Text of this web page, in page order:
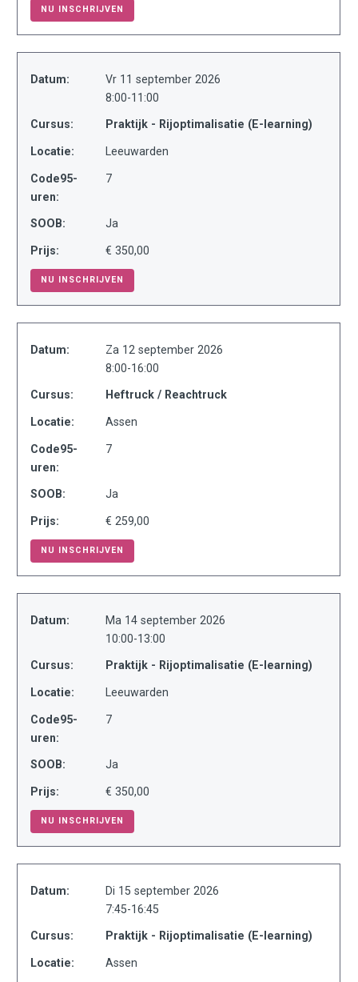
NU INSCHRIJVEN
Datum:
Vr 11 september 2026
8:00-11:00
Cursus: Praktijk - Rijoptimalisatie (E-learning)
Locatie: Leeuwarden
Code95-
uren:
7
SOOB: Ja
Prijs: € 350,00
NU INSCHRIJVEN
Datum:
Za 12 september 2026
8:00-16:00
Cursus: Heftruck / Reachtruck
Locatie: Assen
Code95-
uren:
7
SOOB: Ja
Prijs: € 259,00
NU INSCHRIJVEN
Datum:
Ma 14 september 2026
10:00-13:00
Cursus: Praktijk - Rijoptimalisatie (E-learning)
Locatie: Leeuwarden
Code95-
uren:
7
SOOB: Ja
Prijs: € 350,00
NU INSCHRIJVEN
Datum:
Di 15 september 2026
7:45-16:45
Cursus: Praktijk - Rijoptimalisatie (E-learning)
Locatie: Assen